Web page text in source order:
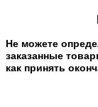
Не можете
заказанные
как принять